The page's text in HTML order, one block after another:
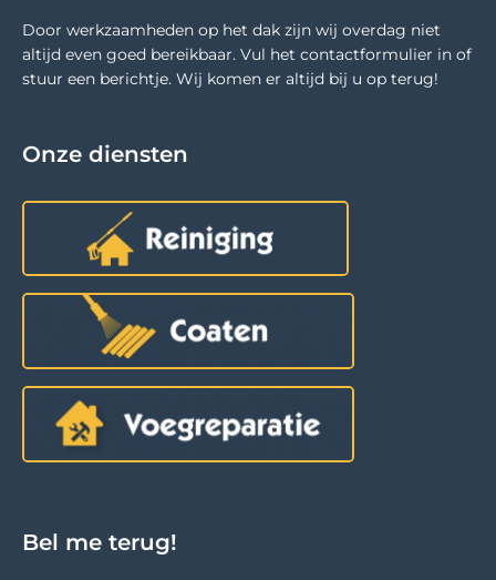
Door werkzaamheden op het dak zijn wij overdag niet
altijd even goed bereikbaar. Vul het contactformulier in of
stuur een berichtje. Wij komen er altijd bij u op terug!
Onze diensten
Bel me terug!